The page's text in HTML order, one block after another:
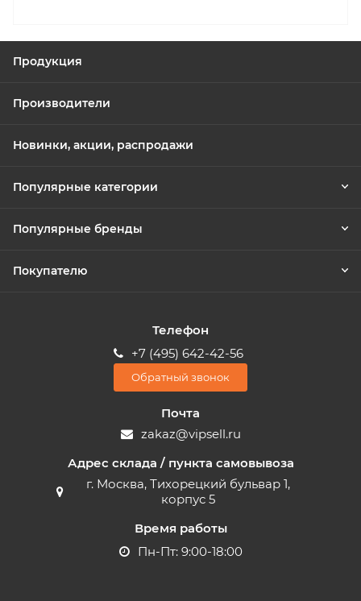
Продукция
Производители
Новинки, акции, распродажи
Популярные категории
Популярные бренды
Покупателю
Телефон
+7 (495) 642-42-56
Обратный звонок
Почта
zakaz@vipsell.ru
Адрес склада / пункта самовывоза
г. Москва, Тихорецкий бульвар 1,
корпус 5
Время работы
Пн-Пт: 9:00-18:00